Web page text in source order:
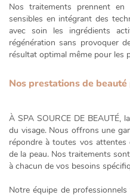
Nos traitements prennent
sensibles en intégrant des
avec soin les ingrédients
régénération sans provoquer
résultat optimal même pour les
Nos prestations de
À SPA SOURCE DE BEAUTÉ,
du visage. Nous offrons une
répondre à toutes vos
de la peau. Nos traitements
à chacun de vos besoins
Notre équipe de